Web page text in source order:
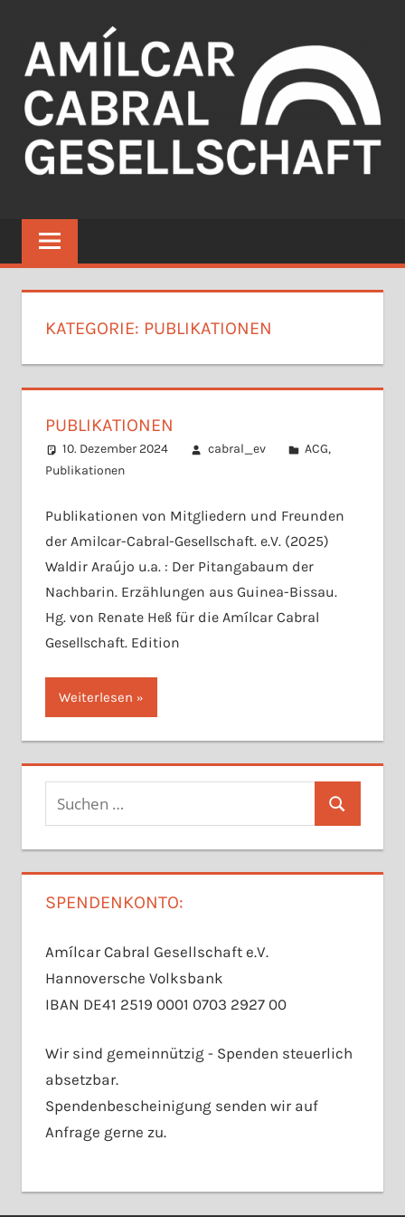
Inhalt
springen
KATEGORIE: PUBLIKATIONEN
PUBLIKATIONEN
10. Dezember 2024 cabral_ev ACG,
Publikationen
Publikationen von Mitgliedern und Freunden
der Amilcar-Cabral-Gesellschaft. e.V. (2025)
Waldir Araújo u.a. : Der Pitangabaum der
Nachbarin. Erzählungen aus Guinea-Bissau.
Hg. von Renate Heß für die Amílcar Cabral
Gesellschaft. Edition
Weiterlesen
Suchen
Suchen
SPENDENKONTO:
Amílcar Cabral Gesellschaft e.V.
Hannoversche Volksbank
IBAN DE41 2519 0001 0703 2927 00
Wir sind gemeinnützig - Spenden steuerlich
absetzbar.
Spendenbescheinigung senden wir auf
Anfrage gerne zu.